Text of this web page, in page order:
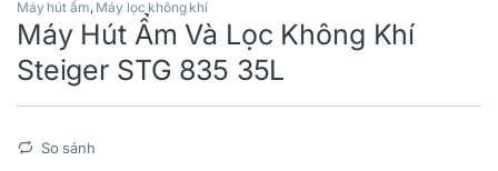
Máy hút ẩm, Máy lọc không khí
Máy Hút Ẩm Và Lọc Không Khí
Steiger STG 835 35L
So sánh